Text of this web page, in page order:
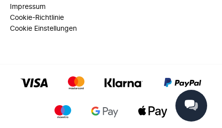
Impressum
Cookie-Richtlinie
Cookie Einstellungen